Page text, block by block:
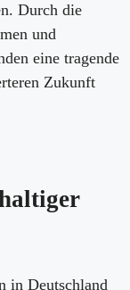
Durch die
und
eine tragende
Zukunft
in Deutschland